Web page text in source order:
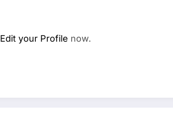
Edit your Profile now.